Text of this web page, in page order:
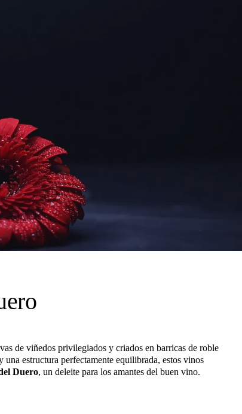
de viñedos privilegiados y criados en barricas de roble
estructura perfectamente equilibrada, estos vinos
Duero, un deleite para los amantes del buen vino.